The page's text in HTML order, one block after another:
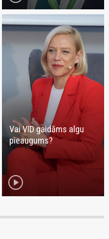
Vai VID gaidāms algu
pieaugums?
play_circle